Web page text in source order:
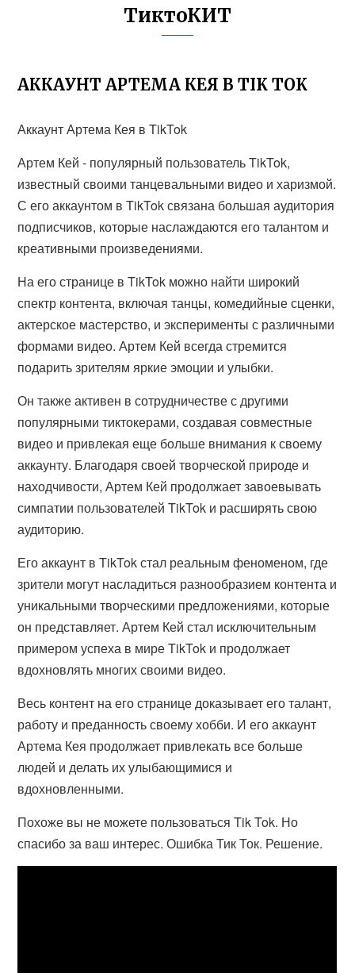
ТиктоКИТ
АККАУНТ АРТЕМА КЕЯ В TIK TOK
Аккаунт Артема Кея в TikTok
Артем Кей - популярный пользователь TikTok,
известный своими танцевальными видео и харизмой.
С его аккаунтом в TikTok связана большая аудитория
подписчиков, которые наслаждаются его талантом и
креативными произведениями.
На его странице в TikTok можно найти широкий
спектр контента, включая танцы, комедийные сценки,
актерское мастерство, и эксперименты с различными
формами видео. Артем Кей всегда стремится
подарить зрителям яркие эмоции и улыбки.
Он также активен в сотрудничестве с другими
популярными тиктокерами, создавая совместные
видео и привлекая еще больше внимания к своему
аккаунту. Благодаря своей творческой природе и
находчивости, Артем Кей продолжает завоевывать
симпатии пользователей TikTok и расширять свою
аудиторию.
Его аккаунт в TikTok стал реальным феноменом, где
зрители могут насладиться разнообразием контента и
уникальными творческими предложениями, которые
он представляет. Артем Кей стал исключительным
примером успеха в мире TikTok и продолжает
вдохновлять многих своими видео.
Весь контент на его странице доказывает его талант,
работу и преданность своему хобби. И его аккаунт
Артема Кея продолжает привлекать все больше
людей и делать их улыбающимися и
вдохновленными.
Похоже вы не можете пользоваться Tik Tok. Но
спасибо за ваш интерес. Ошибка Тик Ток. Решение.